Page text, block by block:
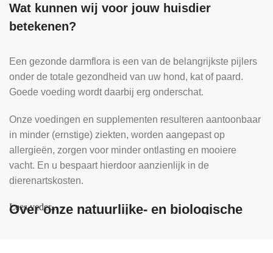
Wat kunnen wij voor jouw huisdier
betekenen?
Een gezonde darmflora is een van de belangrijkste pijlers
onder de totale gezondheid van uw hond, kat of paard.
Goede voeding wordt daarbij erg onderschat.
Onze voedingen en supplementen resulteren aantoonbaar
in minder (ernstige) ziekten, worden aangepast op
allergieën, zorgen voor minder ontlasting en mooiere
vacht. En u bespaart hierdoor aanzienlijk in de
dierenartskosten.
Over onze natuurlijke- en biologische
Lees veder...